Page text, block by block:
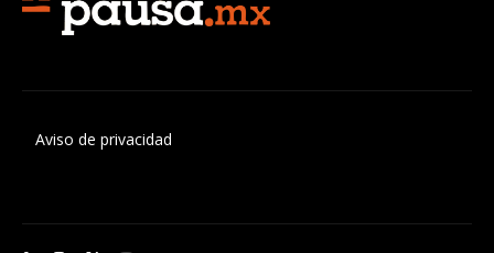
Aviso de privacidad